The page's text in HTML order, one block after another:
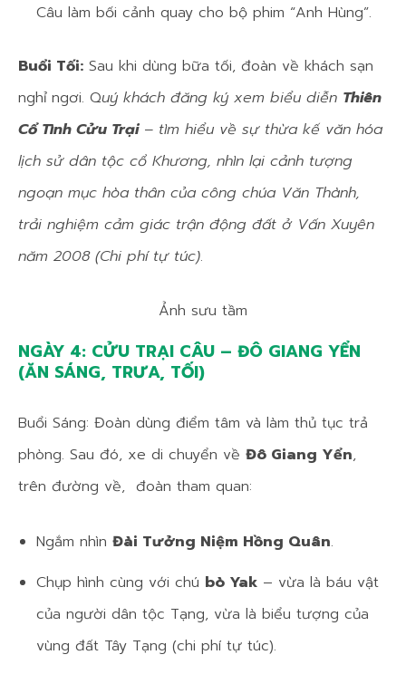
Câu làm bối cảnh quay cho bộ phim “Anh Hùng”.
Buổi Tối: Sau khi dùng bữa tối, đoàn về khách sạn
nghỉ ngơi. Quý khách đăng ký xem biểu diễn Thiên
Cổ Tình Cửu Trại– tìm hiểu về sự thừa kế văn hóa
lịch sử dân tộc cổ Khương, nhìn lại cảnh tượng
ngoạn mục hòa thân của công chúa Văn Thành,
trải nghiệm cảm giác trận động đất ở Vấn Xuyên
năm 2008 (Chi phí tự túc).
Ảnh sưu tầm
NGÀY 4: CỬU TRẠI CÂU – ĐÔ GIANG YỂN
(ĂN SÁNG, TRƯA, TỐI)
Buổi Sáng: Đoàn dùng điểm tâm và làm thủ tục trả
phòng. Sau đó, xe di chuyển về Đô Giang Yển,
trên đường về, đoàn tham quan:
Ngắm nhìn Đài Tưởng Niệm Hồng Quân.
Chụp hình cùng với chú bò Yak – vừa là báu vật
của người dân tộc Tạng, vừa là biểu tượng của
vùng đất Tây Tạng (chi phí tự túc).